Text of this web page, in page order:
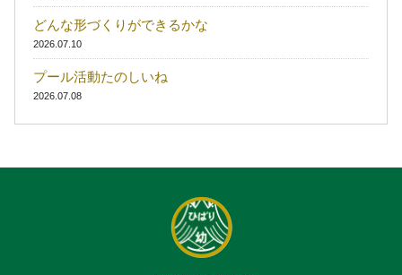
どんな形づくりができるかな
2026.07.10
プール活動たのしいね
2026.07.08